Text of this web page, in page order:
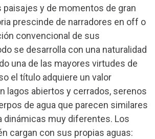
paisajes y de momentos de gran
prescinde de narradores en off o
convencional de sus
se desarrolla con una naturalidad
una de las mayores virtudes de
el título adquiere un valor
lagos abiertos y cerrados, serenos
de agua que parecen similares
dinámicas muy diferentes. Los
cargan con sus propias aguas: